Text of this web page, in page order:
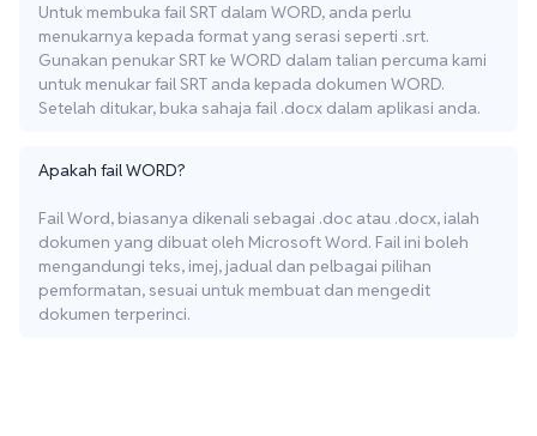
Untuk membuka fail SRT dalam WORD, anda perlu
menukarnya kepada format yang serasi seperti .srt.
Gunakan penukar SRT ke WORD dalam talian percuma kami
untuk menukar fail SRT anda kepada dokumen WORD.
Setelah ditukar, buka sahaja fail .docx dalam aplikasi anda.
Apakah fail WORD?
Fail Word, biasanya dikenali sebagai .doc atau .docx, ialah
dokumen yang dibuat oleh Microsoft Word. Fail ini boleh
mengandungi teks, imej, jadual dan pelbagai pilihan
pemformatan, sesuai untuk membuat dan mengedit
dokumen terperinci.